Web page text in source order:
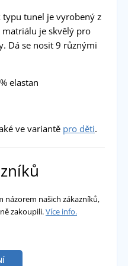
tunel je vyrobený z
je skvělý pro
Dá se nosit 9 různými
elastan
ve variantě pro děti.
názorem našich zákazníků,
zakoupili.Více info.